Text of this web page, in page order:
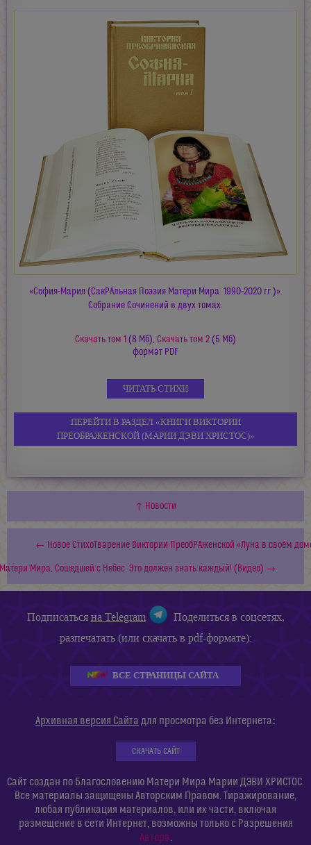
«София-Мария (СакРАльная Поэзия Матери Мира. 1990-2020 гг.)».
Собрание Сочинений в двух томах.
Cкачать том 1(8 Мб), Cкачать том 2(5 Мб)
формат PDF
ЧИТАТЬ СТИХИ
ПЕРЕЙТИ В РАЗДЕЛ «КНИГИ ВИКТОРИИ
ПРЕОБРАЖЕНСКОЙ(МАРИИ ДЭВИ ХРИСТОС)»
↑ Новости
← Новое СтихоТварение Виктории ПреобРАженской «Луна в своём
Мира, Сошедшей с Небес. Это должен знать каждый! (Видео) →
Подписатьсяна Telegram
Поделиться в соцсетях,
разпечатать (или скачать в pdf-формате):
ВСЕ СТРАНИЦЫ САЙТА
Архивная версия Сайта для просмотра без Интернета:
СКАЧАТЬ САЙТ
Сайт создан по Благословению Матери Мира Марии ДЭВИ ХРИСТОС.
Все материалы защищены Авторским Правом. Тиражирование,
любая публикация материалов, или их части, включая
размещение в сети Интернет, возможны только с Разрешения
Автора.